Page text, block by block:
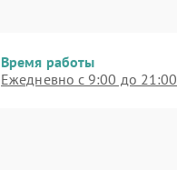
Время работы
Ежедневно с 9:00 до 21:00